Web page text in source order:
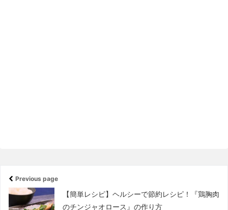
Previous page
【簡単レシピ】ヘルシーで節約レシピ！『鶏胸肉
のチンジャオロース』の作り方